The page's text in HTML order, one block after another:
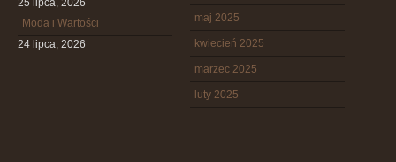
25 lipca, 2026
Moda i Wartości
24 lipca, 2026
maj 2025
kwiecień 2025
marzec 2025
luty 2025